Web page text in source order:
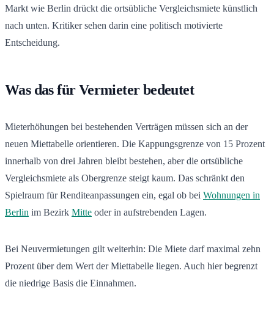
Markt wie Berlin drückt die ortsübliche Vergleichsmiete künstlich
nach unten. Kritiker sehen darin eine politisch motivierte
Entscheidung.
Was das für Vermieter bedeutet
Mieterhöhungen bei bestehenden Verträgen müssen sich an der
neuen Miettabelle orientieren. Die Kappungsgrenze von 15 Prozent
innerhalb von drei Jahren bleibt bestehen, aber die ortsübliche
Vergleichsmiete als Obergrenze steigt kaum. Das schränkt den
Spielraum für Renditeanpassungen ein, egal ob bei Wohnungen in
Berlin im Bezirk Mitte oder in aufstrebenden Lagen.
Bei Neuvermietungen gilt weiterhin: Die Miete darf maximal zehn
Prozent über dem Wert der Miettabelle liegen. Auch hier begrenzt
die niedrige Basis die Einnahmen.